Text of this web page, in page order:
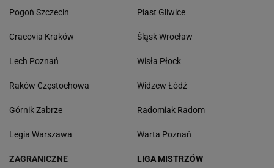
Pogoń Szczecin
Cracovia Kraków
Lech Poznań
Raków Częstochowa
Górnik Zabrze
Legia Warszawa
Piast Gliwice
Śląsk Wrocław
Wisła Płock
Widzew Łódź
Radomiak Radom
Warta Poznań
ZAGRANICZNE LIGA MISTRZÓW